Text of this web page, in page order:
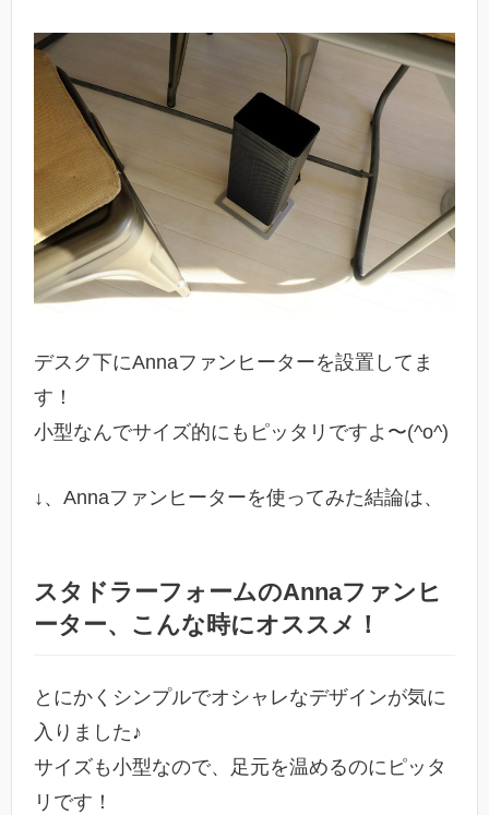
デスク下にAnnaファンヒーターを設置してま
す！
小型なんでサイズ的にもピッタリですよ〜(^o^)
↓、Annaファンヒーターを使ってみた結論は、
スタドラーフォームのAnnaファンヒ
ーター、こんな時にオススメ！
とにかくシンプルでオシャレなデザインが気に
入りました♪
サイズも小型なので、足元を温めるのにピッタ
リです！